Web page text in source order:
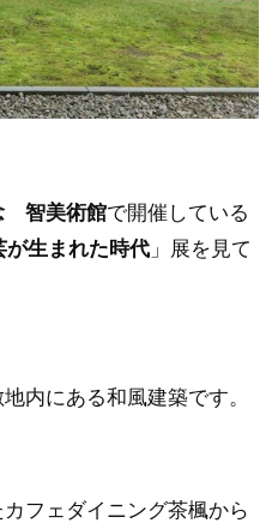
智美術館で開催している
生まれた時代 」展を見て
内にある和風建築です。
フェダイニング茶楓から